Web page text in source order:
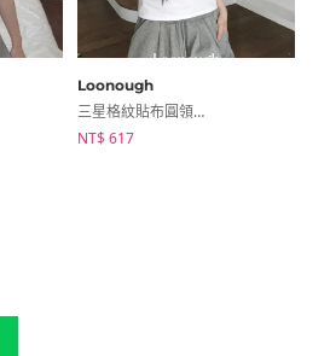
Loonough
三星格紋貼布圓領短版T恤
NT$ 617